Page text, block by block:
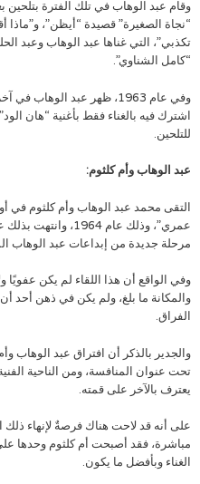
وقام عبد الوهاب في تلك الفترة بتلحين
“نجاة الصغيرة” قصيدة “أيظن”، و”ماذا
تكذبي”، التي غناها عبد الوهاب وعبد
“كامل الشناوي”.
وفي عام 1963، ظهر عبد
اشترك فيه بالغناء فقط بأغنية “هان
للتلحين.
عبد الوهاب وأم كلثوم:
التقى محمد عبد الوهاب وأم كلثوم
عمري”، وذلك عام
مرحلة جديدة من إبداعات عبد
وفي الواقع أن هذا اللقاء لم يكن
والمكانة ما بلغ، ولم يكن في ذهن أحد
الفراق.
والجدير بالذكر أن افتراق عبد الوهاب
تحت عنوان المنافسة، ومن الناحية
يعترف بالآخر على قمته.
على أنه قد لاحت هناك فرصةٌ لإنهاء ذلك
مباشرة، فقد أصبحت أم كلثوم وحدها
الغناء وبأفضل ما يكون.